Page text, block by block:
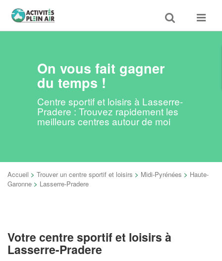
Toggle
search
Toggle
On vous fait gagner
du temps !
Centre sportif et loisirs à Lasserre-
Pradere : Trouvez rapidement les
meilleurs centres autour de moi
Accueil > Trouver un centre sportif et loisirs > Midi-Pyrénées > Haute-
Garonne > Lasserre-Pradere
Votre centre sportif et loisirs à
Lasserre-Pradere